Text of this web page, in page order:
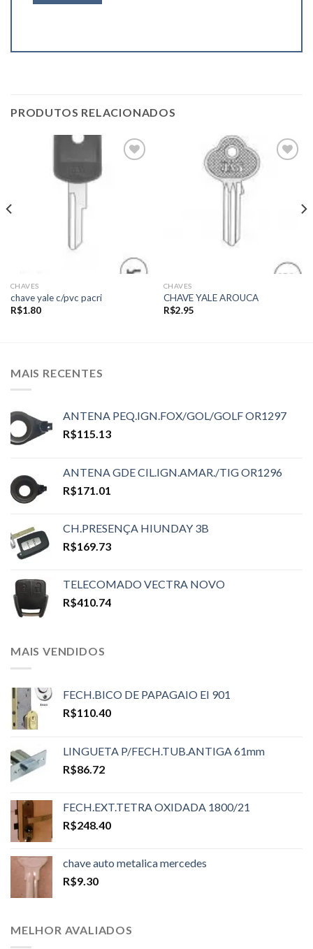
PRODUTOS RELACIONADOS
CHAVES
chave yale c/pvc pacri
R$1.80
CHAVES
CHAVE YALE AROUCA
R$2.95
MAIS RECENTES
ANTENA PEQ.IGN.FOX/GOL/GOLF OR1297
R$115.13
ANTENA GDE CIL.IGN.AMAR./TIG OR1296
R$171.01
CH.PRESENÇA HIUNDAY 3B
R$169.73
TELECOMADO VECTRA NOVO
R$410.74
MAIS VENDIDOS
FECH.BICO DE PAPAGAIO EI 901
R$110.40
LINGUETA P/FECH.TUB.ANTIGA 61mm
R$86.72
FECH.EXT.TETRA OXIDADA 1800/21
R$248.40
chave auto metalica mercedes
R$9.30
MELHOR AVALIADOS